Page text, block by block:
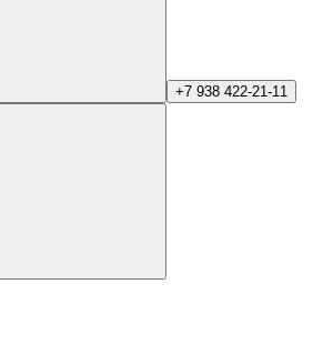
+7 938 422-21-11